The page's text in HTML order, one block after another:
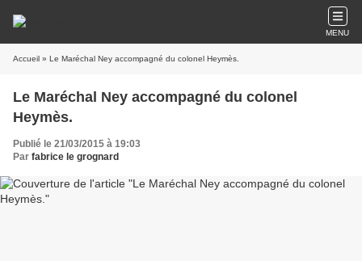
MENU
Accueil » Le Maréchal Ney accompagné du colonel Heymès.
Le Maréchal Ney accompagné du colonel
Heymès.
Publié le 21/03/2015 à 19:03
Par fabrice le grognard